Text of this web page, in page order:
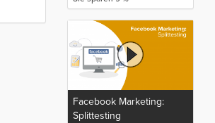
Facebook Marketing:
Splittesting